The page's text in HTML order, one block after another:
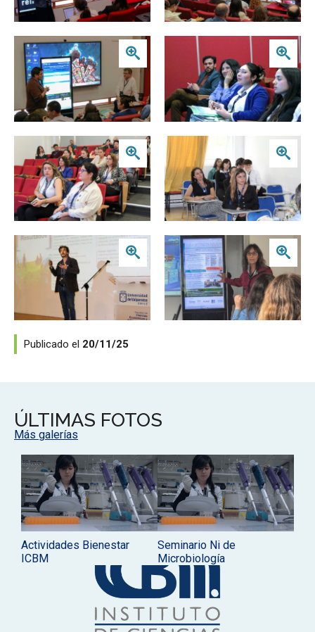
Zoom
Zoom
Zoom Zoom
Publicado el 20/11/25
ÚLTIMAS FOTOS
Más galerías
Actividades Bienestar
ICBM
Seminario Ni de
Microbiología